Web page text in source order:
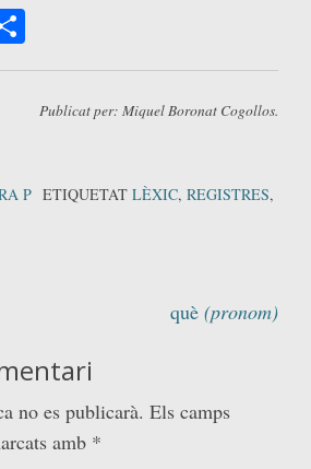
Publicat per: Miquel Boronat Cogollos.
P ETIQUETAT LÈXIC, REGISTRES,
què (pronom)
no es publicarà. Els camps
amb *